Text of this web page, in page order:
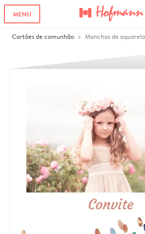
MENU
Cartões de comunhão Manchas de aquarela